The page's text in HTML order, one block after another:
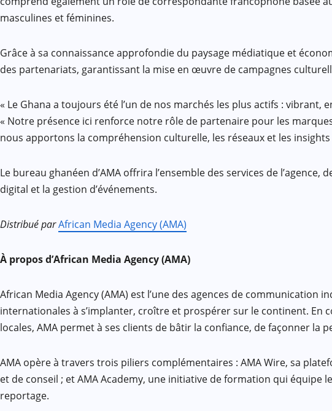
masculines et féminines.
Grâce à sa connaissance approfondie du paysage médiatique et
des partenariats, garantissant la mise en œuvre de campagnes
« Le Ghana a toujours été l’un de nos marchés les plus actifs : vibrant,
« Notre présence ici renforce notre rôle de partenaire pour les
nous apportons la compréhension culturelle, les réseaux et les
Le bureau ghanéen d’AMA offrira l’ensemble des services de
digital et la gestion d’événements.
Distribué parAfrican Media Agency (AMA)
À propos d’African Media Agency (AMA)
African Media Agency (AMA) est l’une des agences de
internationales à s’implanter, croître et prospérer sur le continent.
locales, AMA permet à ses clients de bâtir la confiance, de façonner
AMA opère à travers trois piliers complémentaires : AMA Wire, sa
et de conseil ; et AMA Academy, une initiative de formation qui
reportage.